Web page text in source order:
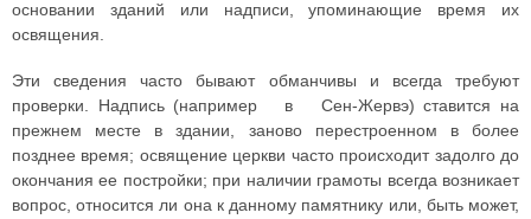
основании зданий или надписи, упоминающие время их
освящения.
Эти сведения часто бывают обманчивы и всегда требуют
проверки. Надпись (например в Сен-Жервэ) ставится на
прежнем месте в здании, заново перестроенном в более
позднее время; освящение церкви часто происходит задолго до
окончания ее постройки; при наличии грамоты всегда возникает
вопрос, относится ли она к данному памятнику или, быть может,